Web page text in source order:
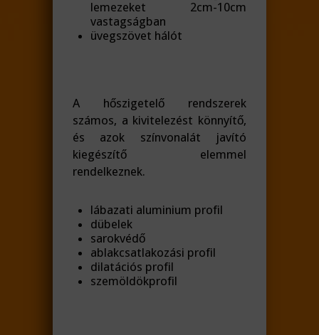
lemezeket 2cm-10cm
vastagságban
üvegszövet hálót
A hőszigetelő rendszerek
számos, a kivitelezést könnyítő,
és azok színvonalát javító
kiegészítő elemmel
rendelkeznek.
lábazati aluminium profil
dübelek
sarokvédő
ablakcsatlakozási profil
dilatációs profil
szemöldökprofil